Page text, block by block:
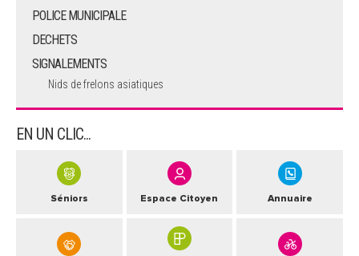
POLICE MUNICIPALE
DECHETS
SIGNALEMENTS
Nids de frelons asiatiques
EN UN CLIC...
Séniors Espace Citoyen Annuaire